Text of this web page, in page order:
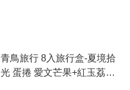
青鳥旅行 8入旅行盒-夏境拾
光 蛋捲 愛文芒果+紅玉荔枝